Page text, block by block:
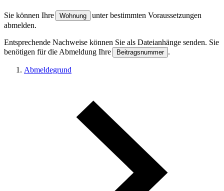
Sie können Ihre Wohnung
unter bestimmten Voraussetzungen
abmelden.
Entsprechende Nachweise können Sie als Dateianhänge senden. Sie
benötigen für die Abmeldung Ihre
Beitragsnummer .
Abmeldegrund